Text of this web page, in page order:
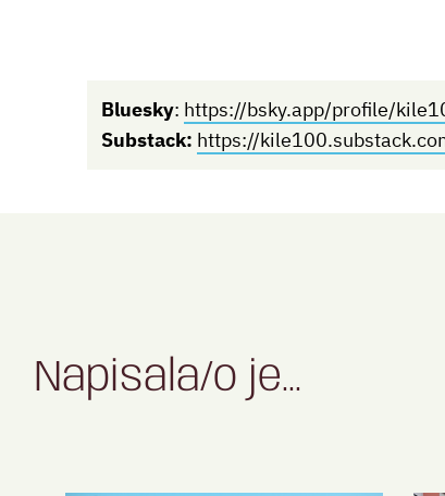
Bluesky: https://bsky.app/profile/
Substack: https://
Napisala/o je...